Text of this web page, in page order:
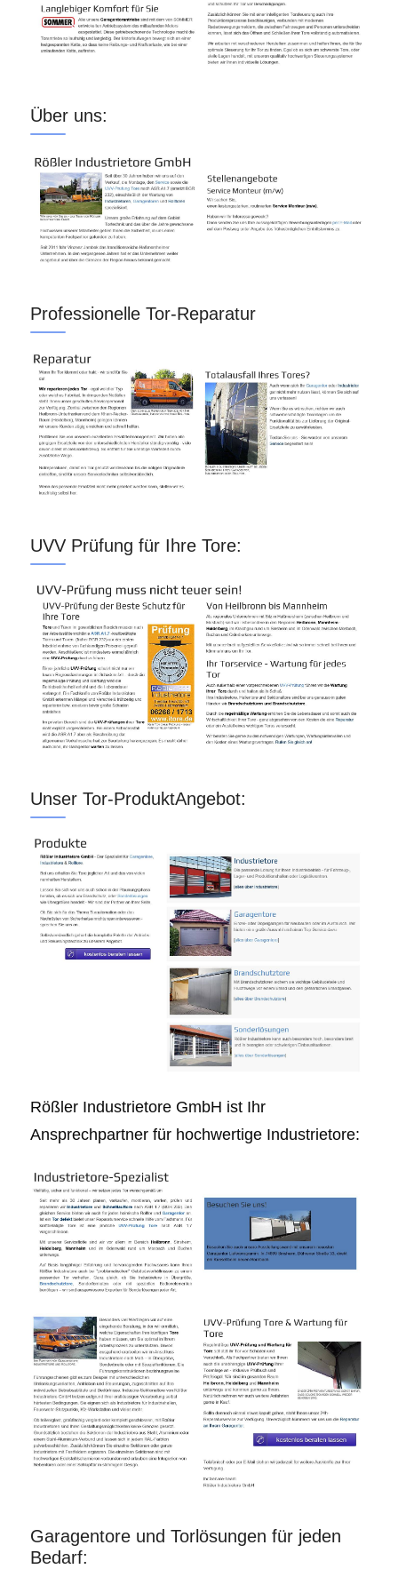
Über uns:
Professionelle Tor-Reparatur
UVV Prüfung für Ihre Tore:
Unser Tor-ProduktAngebot:
Rößler Industrietore GmbH ist Ihr
Ansprechpartner für hochwertige Industrietore:
Garagentore und Torlösungen für jeden
Bedarf: